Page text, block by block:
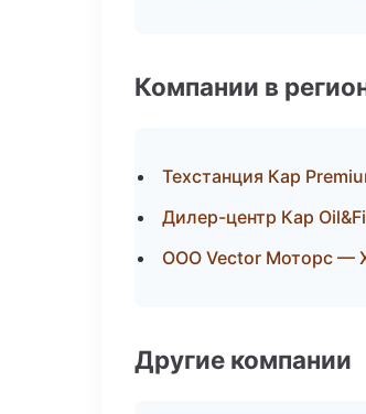
Компании в
Техстанция Кар
Дилер-центр Кар
ООО Vector Моторс —
Другие компании